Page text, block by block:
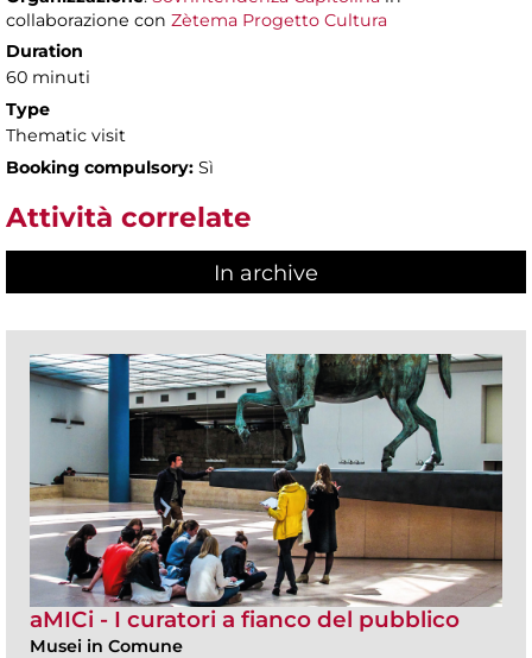
collaborazione con Zètema Progetto Cultura
Duration
60 minuti
Type
Thematic visit
Booking compulsory: Sì
Attività correlate
In archive
aMICi - I curatori a fianco del pubblico
Musei in Comune